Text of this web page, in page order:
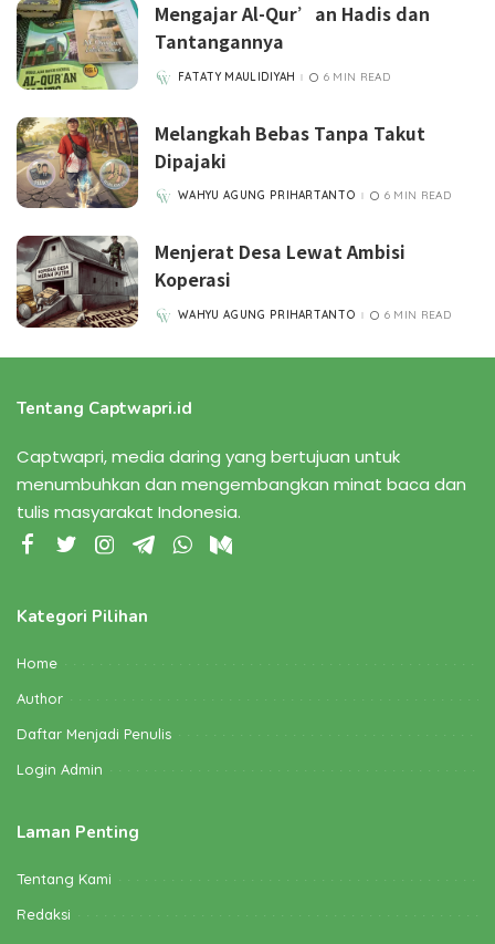
Mengajar Al-Qur’an Hadis dan
Tantangannya
POSTEDFATATY MAULIDIYAH 6 MIN READ
Melangkah Bebas Tanpa Takut
Dipajaki
POSTED
WAHYU AGUNG PRIHARTANTO 6 MIN READ
Menjerat Desa Lewat Ambisi
Koperasi
POSTED
WAHYU AGUNG PRIHARTANTO 6 MIN READ
Tentang Captwapri.id
Captwapri, media daring yang bertujuan untuk
menumbuhkan dan mengembangkan minat baca dan
tulis masyarakat Indonesia.
Kategori Pilihan
Home
Author
Daftar Menjadi Penulis
Login Admin
Laman Penting
Tentang Kami
Redaksi